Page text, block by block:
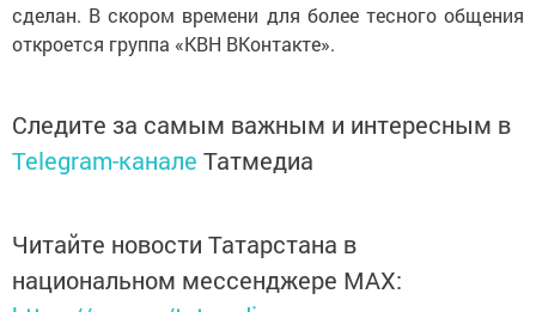
сделан. В скором времени для более тесного общения
откроется группа «КВН ВКонтакте».
Следите за самым важным и интересным в
Telegram-канале Татмедиа
Читайте новости Татарстана в
национальном мессенджере MАХ: